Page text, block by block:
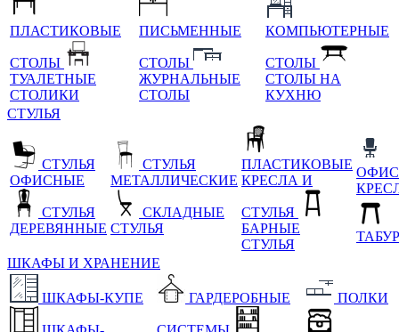
ПЛАСТИКОВЫЕ
СТОЛЫ
ТУАЛЕТНЫЕ
СТОЛИКИ
ПИСЬМЕННЫЕ
СТОЛЫ
ЖУРНАЛЬНЫЕ
СТОЛЫ
КОМПЬЮТЕРНЫЕ
СТОЛЫ
СТОЛЫ НА
КУХНЮ
СТУЛЬЯ
СТУЛЬЯ
ОФИСНЫЕ
СТУЛЬЯ
ДЕРЕВЯННЫЕ
СТУЛЬЯ
МЕТАЛЛИЧЕСКИЕ
СКЛАДНЫЕ
СТУЛЬЯ
ПЛАСТИКОВЫЕ
КРЕСЛА И
СТУЛЬЯ
БАРНЫЕ
СТУЛЬЯ
ШКАФЫ И ХРАНЕНИЕ
ШКАФЫ-КУПЕ ГАРДЕРОБНЫЕ ПОЛКИ